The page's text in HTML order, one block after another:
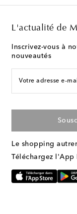
L'actualité de
Inscrivez-vous à
nouveautés
Votre adresse e-
Le shopping
Téléchargez l'App